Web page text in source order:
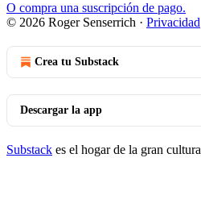
O compra una suscripción de pago.
© 2026 Roger Senserrich · Privacidad
Crea tu Substack
Descargar la app
Substack es el hogar de la gran cultura